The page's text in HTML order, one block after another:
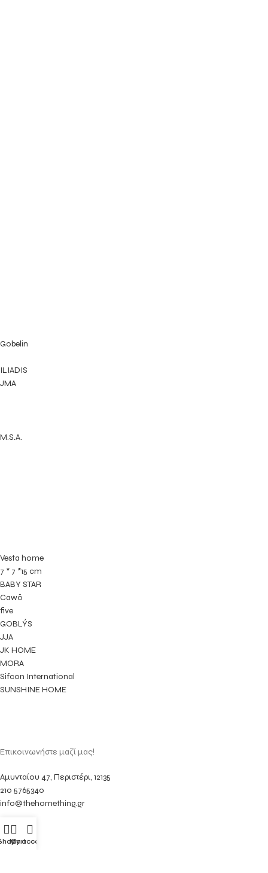
Gobelin
ILIADIS
JMA
M.S.A.
Vesta home
7 * 7 *15 cm
BABY STAR
Cawö
five
GOBLÝS
JJA
JK HOME
MORA
Sifcon International
SUNSHINE HOME
Επικοινωνήστε μαζί μας!
Αμυνταίου 47, Περιστέρι, 12135
210 5765340
info@thehomething.gr
Cart
My account